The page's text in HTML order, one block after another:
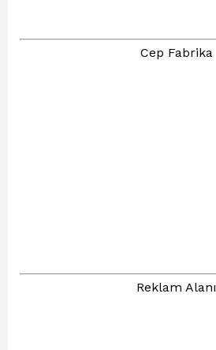
Cep Fabrika
Reklam Alanı